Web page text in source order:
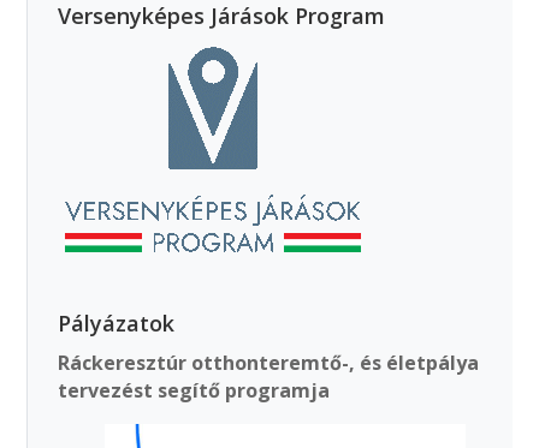
Versenyképes Járások Program
Pályázatok
Ráckeresztúr otthonteremtő-, és életpálya
tervezést segítő programja